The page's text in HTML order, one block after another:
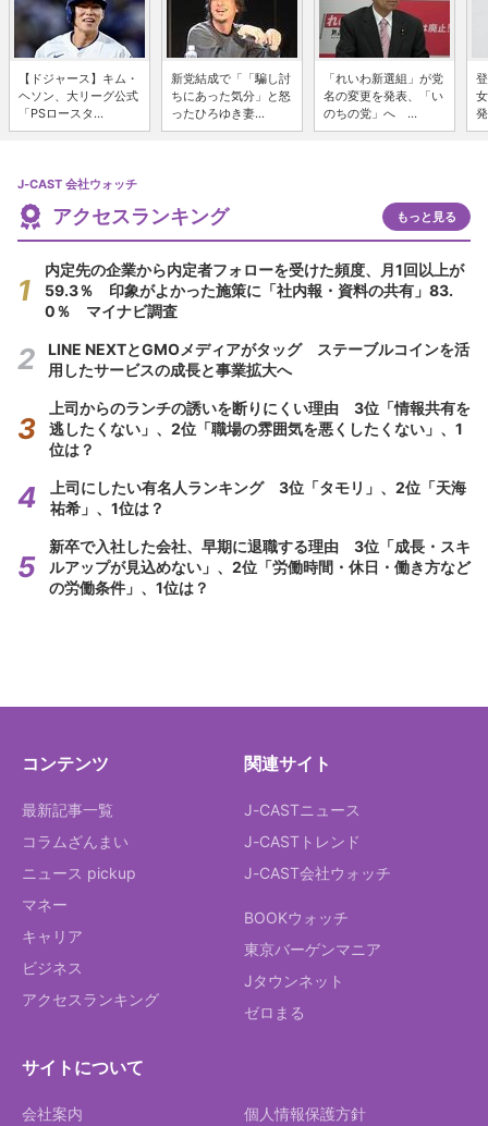
【ドジャース】キム・
ヘソン、大リーグ公式
「PSロースタ...
新党結成で「「騙し討
ちにあった気分」と怒
ったひろゆき妻...
「れいわ新選組」が党
名の変更を発表、「い
のちの党」へ ...
J-CAST 会社ウォッチ
アクセスランキング もっと見る
内定先の企業から内定者フォローを受けた頻度、月1回以上が
59.3％ 印象がよかった施策に「社内報・資料の共有」83.
0％ マイナビ調査
LINE NEXTとGMOメディアがタッグ ステーブルコインを活
用したサービスの成長と事業拡大へ
上司からのランチの誘いを断りにくい理由 3位「情報共有を
逃したくない」、2位「職場の雰囲気を悪くしたくない」、1
位は？
上司にしたい有名人ランキング 3位「タモリ」、2位「天海
祐希」、1位は？
新卒で入社した会社、早期に退職する理由 3位「成長・スキ
ルアップが見込めない」、2位「労働時間・休日・働き方など
の労働条件」、1位は？
コンテンツ
最新記事一覧
コラムざんまい
ニュース pickup
マネー
キャリア
ビジネス
アクセスランキング
関連サイト
J-CASTニュース
J-CASTトレンド
J-CAST会社ウォッチ
BOOKウォッチ
東京バーゲンマニア
Jタウンネット
ゼロまる
サイトについて
会社案内 個人情報保護方針